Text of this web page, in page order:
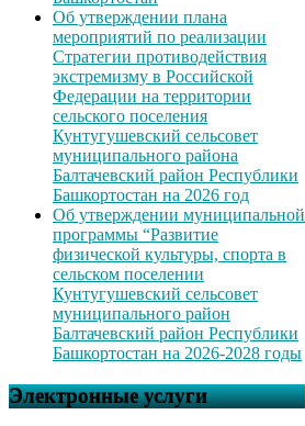
Об утверждении плана
мероприятий по реализации
Стратегии противодействия
экстремизму в Российской
Федерации на территории
сельского поселения
Кунтугушевский сельсовет
муниципального района
Балтачевский район Республики
Башкортостан на 2026 год
Об утверждении муниципальной
программы “Развитие
физической культуры, спорта в
сельском поселении
Кунтугушевский сельсовет
муниципального район
Балтачевский район Республики
Башкортостан на 2026-2028 годы
Электронные услуги